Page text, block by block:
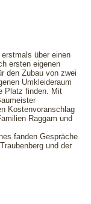
über einen
ersten eigenen
den Zubau von zwei
Umkleideraum
Platz finden. Mit
Kostenvoranschlag
Raggam und
fanden Gespräche
und der